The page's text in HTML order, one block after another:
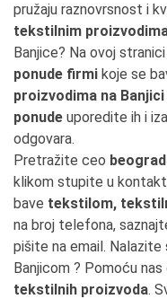
pružaju raznovrsnost i
tekstilnim
Banjice? Na ovoj
ponude firmi koje se
proizvodima na
ponude uporedite ih i
odgovara.
Pretražite ceo
klikom stupite u
bave tekstilom,
na broj telefona,
pišite na email. Nalazite
Banjicom ? Pomoću
tekstilnih proizvoda.